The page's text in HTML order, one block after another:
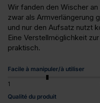
Wir fanden den Wischer
zwar als Armverlängerung
und nur den Aufsatz nutzt
Eine Verstellmöglichkeit
praktisch.
Facile à manipuler/à utiliser
1
Qualité du produit